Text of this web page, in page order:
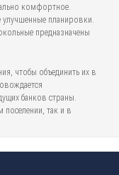
комфортное.
планировки.
предназначены
чтобы объединить их в
банков страны.
так и в